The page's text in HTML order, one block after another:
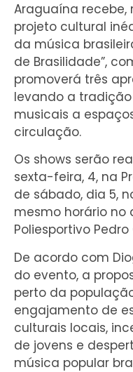
Araguaína recebe,
projeto cultural
da música
de Brasilidade”,
promoverá três
levando a
musicais a
circulação.
Os shows serão
sexta-feira, 4, na
de sábado, dia 5,
mesmo horário no
Poliesportivo
De acordo com
do evento, a
perto da
engajamento de
culturais locais,
de jovens e
música popular